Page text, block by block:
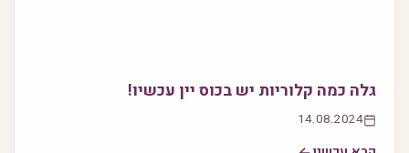
גלה כמה קלוריות יש בכוס יין עכשיו!
14.08.2024